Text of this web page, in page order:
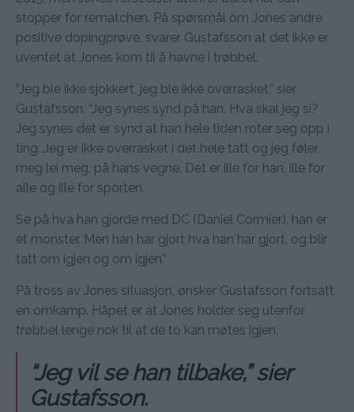
stopper for rematchen. På spørsmål om Jones andre
positive dopingprøve, svarer Gustafsson at det ikke er
uventet at Jones kom til å havne i trøbbel.
“Jeg ble ikke sjokkert, jeg ble ikke overrasket,” sier
Gustafsson. “Jeg synes synd på han. Hva skal jeg si?
Jeg synes det er synd at han hele tiden roter seg opp i
ting. Jeg er ikke overrasket i det hele tatt og jeg føler
meg lei meg, på hans vegne. Det er ille for han, ille for
alle og ille for sporten.
Se på hva han gjorde med DC (Daniel Cormier), han er
et monster. Men han har gjort hva han har gjort, og blir
tatt om igjen og om igjen.”
På tross av Jones situasjon, ønsker Gustafsson fortsatt
en omkamp. Håpet er at Jones holder seg utenfor
trøbbel lenge nok til at de to kan møtes igjen.
“Jeg vil se han tilbake,” sier
Gustafsson.